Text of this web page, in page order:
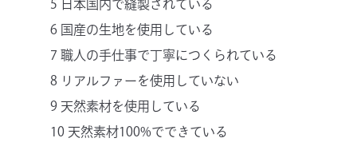
5 日本国内で縫製されている
6 国産の生地を使用している
7 職人の手仕事で丁寧につくられている
8 リアルファーを使用していない
9 天然素材を使用している
10 天然素材100%でできている